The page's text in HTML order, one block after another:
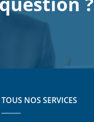
TOUS NOS SERVICES